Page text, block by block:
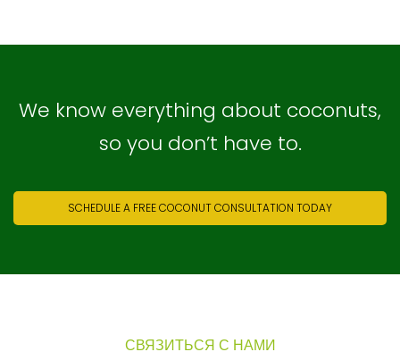
We know everything about coconuts,
so you don’t have to.
SCHEDULE A FREE COCONUT CONSULTATION TODAY
СВЯЗИТЬСЯ С НАМИ